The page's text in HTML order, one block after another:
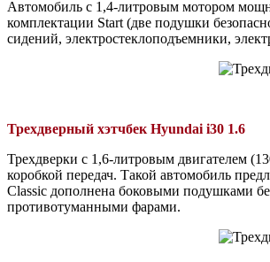
Автомобиль с 1,4-литровым мотором
комплектации Start (две подушки
сидений, электростеклоподъемники,
Трехдверный хэтчбек Hyundai i30 1.6
Трехдверки с 1,6-литровым двигателем
коробкой передач. Такой автомобиль
Classic дополнена боковыми подушками
противотуманными фарами.